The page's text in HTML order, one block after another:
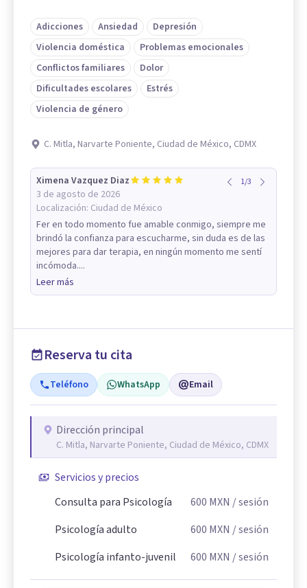
Adicciones Ansiedad
Depresión
Violencia doméstica
Problemas emocionales
Conflictos familiares
Dolor
Dificultades escolares
Estrés
Violencia de género
C. Mitla, Narvarte Poniente, Ciudad de México, CDMX
Ximena Vazquez Diaz
3 de agosto de 2026
Localización: Ciudad de México
1/3
Fer en todo momento fue amable conmigo, siempre me
brindó la confianza para escucharme, sin duda es de las
mejores para dar terapia, en ningún momento me sentí
incómoda....
Leer más
Reserva tu cita
Teléfono WhatsApp Email
Dirección principal
C. Mitla, Narvarte Poniente, Ciudad de México, CDMX
Servicios y precios
Consulta para Psicología
600 MXN / sesión
Psicología adulto
600 MXN / sesión
Psicología infanto-juvenil
600 MXN / sesión